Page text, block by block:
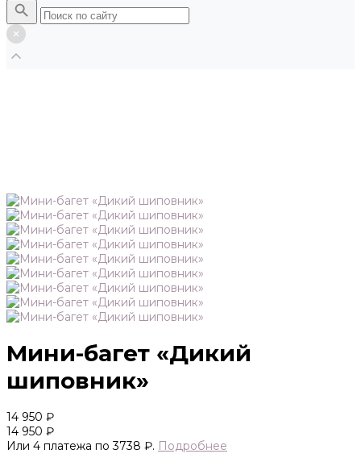
Мини-багет «Дикий
шиповник»
14 950 ₽
14 950 ₽
Или 4 платежа по 3738 ₽. Подробнее